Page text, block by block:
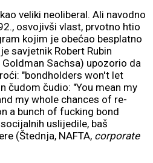
veliki neoliberal. Ali navodno
osvojivši vlast, prvotno htio
kojim je obećao besplatno
savjetnik Robert Rubin
Sachsa) upozorio da
"bondholders won't let
čudom čudio: "You mean my
my whole chances of re-
a bunch of fucking bond
uslijedile, baš
(Štednja, NAFTA, corporate